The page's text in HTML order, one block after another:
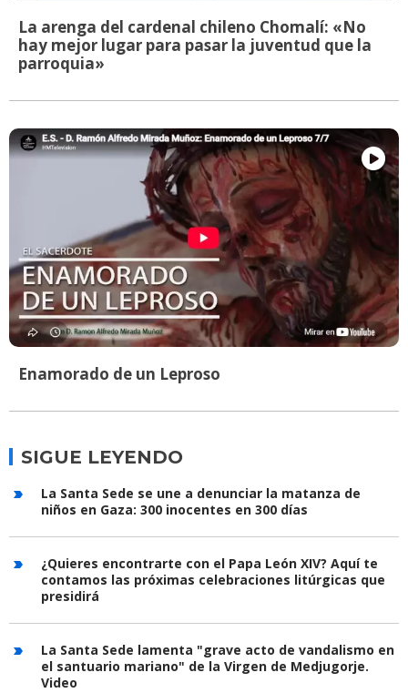
La arenga del cardenal chileno Chomalí: «No
hay mejor lugar para pasar la juventud que la
parroquia»
Enamorado de un Leproso
SIGUE LEYENDO
La Santa Sede se une a denunciar la matanza de
niños en Gaza: 300 inocentes en 300 días
¿Quieres encontrarte con el Papa León XIV? Aquí te
contamos las próximas celebraciones litúrgicas que
presidirá
La Santa Sede lamenta "grave acto de vandalismo en
el santuario mariano" de la Virgen de Medjugorje.
Video